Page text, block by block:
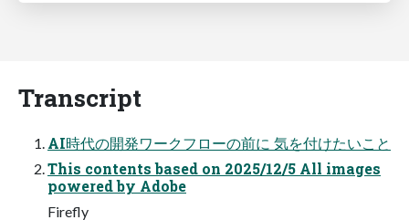
Transcript
AI時代の開発ワークフローの前に 気を付けたいこと
This contents based on 2025/12/5 All images
powered by Adobe
Firefly